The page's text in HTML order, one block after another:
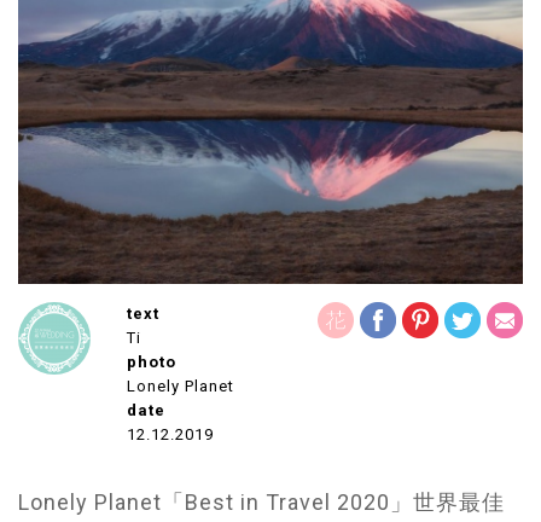
text
Ti
photo
Lonely Planet
date
12.12.2019
Lonely Planet「Best in Travel 2020」世界最佳